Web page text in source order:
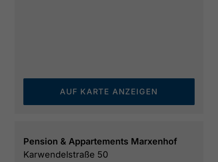
AUF KARTE ANZEIGEN
Pension & Appartements Marxenhof
Karwendelstraße 50